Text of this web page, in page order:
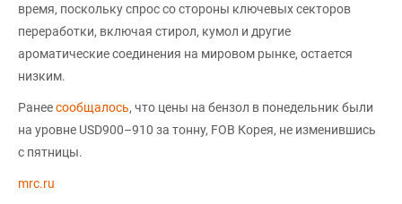
время, поскольку спрос со стороны ключевых секторов
переработки, включая стирол, кумол и другие
ароматические соединения на мировом рынке, остается
низким.
Ранеесообщалось, что цены на бензол в понедельник были
на уровне USD900–910 за тонну, FOB Корея, не изменившись
с пятницы.
mrc.ru